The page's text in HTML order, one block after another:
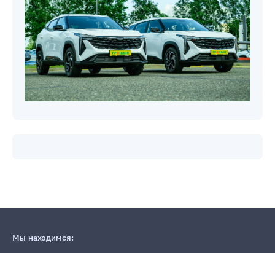
Новости компаний